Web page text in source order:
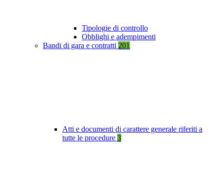
Tipologie di controllo
Obblighi e adempimenti
Bandi di gara e contratti 201
Atti e documenti di carattere generale riferiti a
tutte le procedure 3